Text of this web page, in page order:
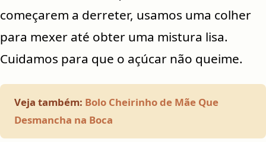
começarem a derreter, usamos uma colher
para mexer até obter uma mistura lisa.
Cuidamos para que o açúcar não queime.
Veja também: Bolo Cheirinho de Mãe Que
Desmancha na Boca